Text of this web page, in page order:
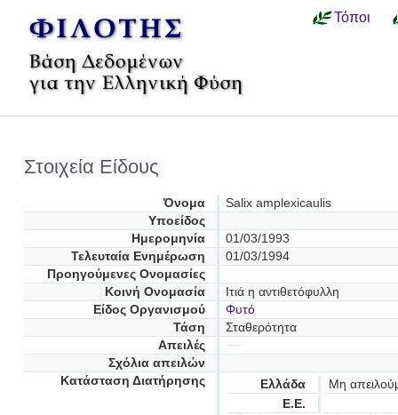
Τόποι
Στοιχεία Είδους
Όνομα
Salix amplexicaulis
Υποείδος
Ημερομηνία
01/03/1993
Τελευταία Ενημέρωση
01/03/1994
Προηγούμενες Oνομασίες
Κοινή Ονομασία
Ιτιά η αντιθετόφυλλη
Είδος Οργανισμού
Φυτό
Τάση
Σταθερότητα
Απειλές
Σχόλια απειλών
Κατάσταση Διατήρησης
Ελλάδα
Μη
Ε.Ε.